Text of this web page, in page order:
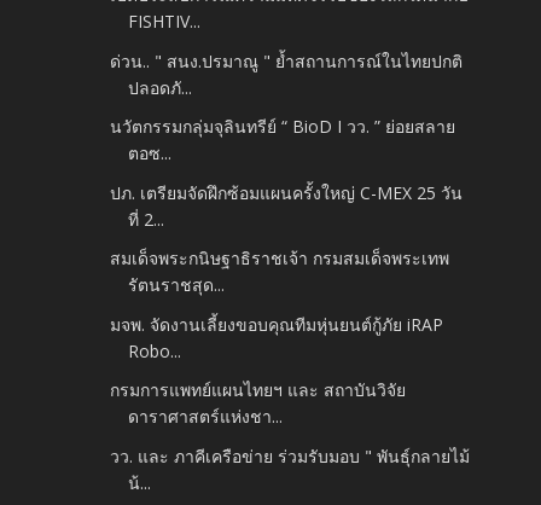
FISHTIV...
ด่วน.. " สนง.ปรมาณู " ย้ำสถานการณ์ในไทยปกติ
ปลอดภั...
นวัตกรรมกลุ่มจุลินทรีย์ “ BioD I วว. ” ย่อยสลาย
ตอซ...
ปภ. เตรียมจัดฝึกซ้อมแผนครั้งใหญ่ C-MEX 25 วัน
ที่ 2...
สมเด็จพระกนิษฐาธิราชเจ้า กรมสมเด็จพระเทพ
รัตนราชสุด...
มจพ. จัดงานเลี้ยงขอบคุณทีมหุ่นยนต์กู้ภัย iRAP
Robo...
กรมการแพทย์แผนไทยฯ และ สถาบันวิจัย
ดาราศาสตร์แห่งชา...
วว. และ ภาคีเครือข่าย ร่วมรับมอบ " พันธุ์กลายไม้
น้...